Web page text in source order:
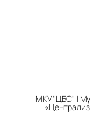
МКУ "ЦБС" |